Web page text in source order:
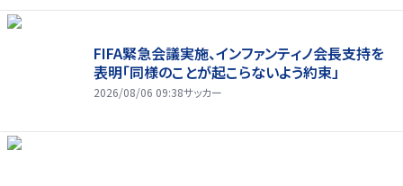
FIFA緊急会議実施、インファンティノ会長支持を
表明「同様のことが起こらないよう約束」
2026/08/06 09:38サッカー